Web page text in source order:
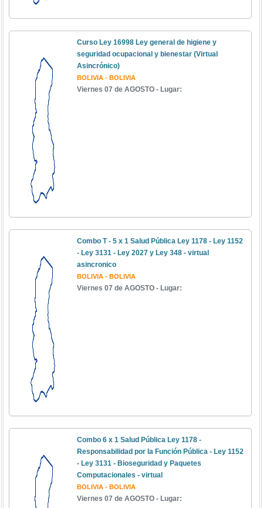
Curso Ley 16998 Ley general de higiene y
seguridad ocupacional y bienestar (Virtual
Asincrónico)
BOLIVIA - BOLIVIA
Viernes 07 de AGOSTO - Lugar:
Combo T - 5 x 1 Salud Pública Ley 1178 - Ley 1152
- Ley 3131 - Ley 2027 y Ley 348 - virtual
asincronico
BOLIVIA - BOLIVIA
Viernes 07 de AGOSTO - Lugar:
Combo 6 x 1 Salud Pública Ley 1178 -
Responsabilidad por la Función Pública - Ley 1152
- Ley 3131 - Bioseguridad y Paquetes
Computacionales - virtual
BOLIVIA - BOLIVIA
Viernes 07 de AGOSTO - Lugar: